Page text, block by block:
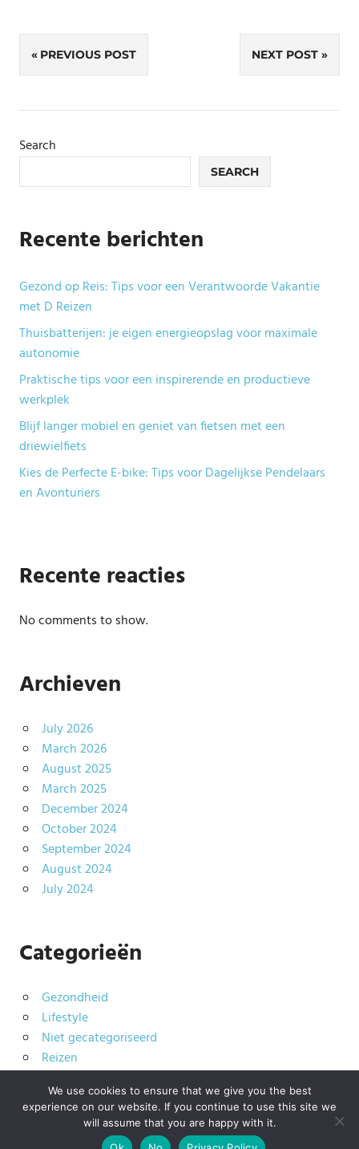
Post
navigation
PREVIOUS POST NEXT POST
Search
SEARCH
Recente berichten
Gezond op Reis: Tips voor een Verantwoorde Vakantie
met D Reizen
Thuisbatterijen: je eigen energieopslag voor maximale
autonomie
Praktische tips voor een inspirerende en productieve
werkplek
Blijf langer mobiel en geniet van fietsen met een
driewielfiets
Kies de Perfecte E-bike: Tips voor Dagelijkse Pendelaars
en Avonturiers
Recente reacties
No comments to show.
Archieven
July 2026
March 2026
August 2025
March 2025
December 2024
October 2024
September 2024
August 2024
July 2024
Categorieën
Gezondheid
Lifestyle
Niet gecategoriseerd
Reizen
WordPress Theme: Palm Beach by ThemeZee.
We use cookies to ensure that we give you the best
experience on our website. If you continue to use this site we
will assume that you are happy with it.